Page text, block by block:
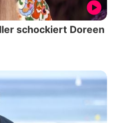
schockiert Doreen